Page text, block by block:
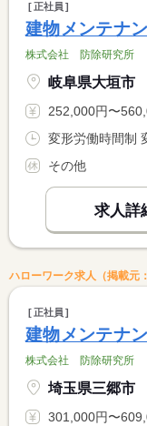
正社員
建物メンテナ
株式会社 防除研究所
岐阜県大垣市
252,000円〜560,000円 ※フルタイム
その他
求人詳
ハローワーク求人（掲載元
正社員
建物メンテナ
株式会社 防除研究所
埼玉県三郷市
301,000円〜609,000円 ※フルタイム